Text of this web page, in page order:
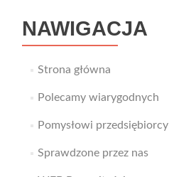
NAWIGACJA
Strona główna
Polecamy wiarygodnych
Pomysłowi przedsiębiorcy
Sprawdzone przez nas